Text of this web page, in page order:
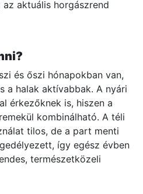
aktuális horgászrend
és őszi hónapokban van,
a halak aktívabbak. A nyári
érkezőknek is, hiszen a
kombinálható. A téli
tilos, de a part menti
így egész évben
természetközeli